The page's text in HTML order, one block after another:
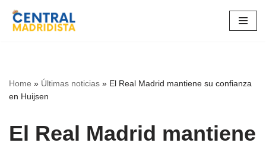
Ir
Home » Últimas noticias » El Real Madrid mantiene su confianza
en Huijsen
El Real Madrid mantiene